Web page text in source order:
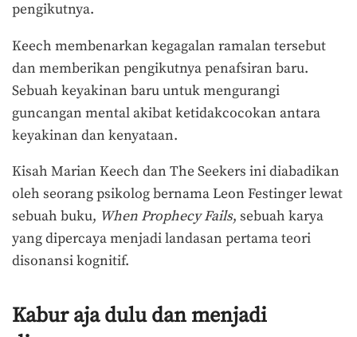
pengikutnya.
Keech membenarkan kegagalan ramalan tersebut
dan memberikan pengikutnya penafsiran baru.
Sebuah keyakinan baru untuk mengurangi
guncangan mental akibat ketidakcocokan antara
keyakinan dan kenyataan.
Kisah Marian Keech dan The Seekers ini diabadikan
oleh seorang psikolog bernama Leon Festinger lewat
sebuah buku, When Prophecy Fails, sebuah karya
yang dipercaya menjadi landasan pertama teori
disonansi kognitif.
Kabur aja dulu dan menjadi